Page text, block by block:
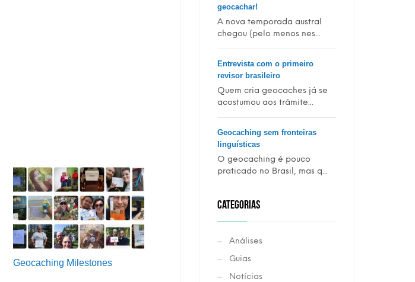
Geocaching Milestones
geocachar!
A nova temporada austral
chegou (pelo menos nes...
Entrevista com o primeiro
revisor brasileiro
Quem cria geocaches já se
acostumou aos trâmite...
Geocaching sem fronteiras
linguísticas
O geocaching é pouco
praticado no Brasil, mas q...
CATEGORIAS
Análises
Guias
Notícias